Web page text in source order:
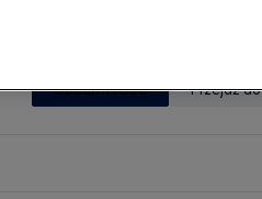
SUBSKRYBUJ Przejdź do